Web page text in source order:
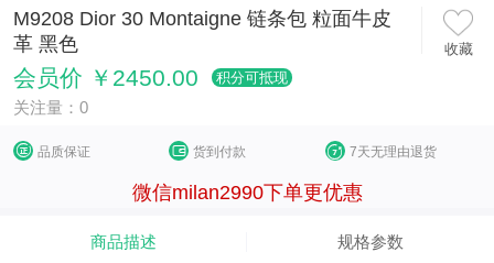
M9208 Dior 30 Montaigne 链条包 粒面牛皮
革 黑色
收藏
会员价 ￥2450.00 积分可抵现
关注量：0
品质保证 货到付款 7天无理由退货
微信milan2990下单更优惠
商品描述 规格参数